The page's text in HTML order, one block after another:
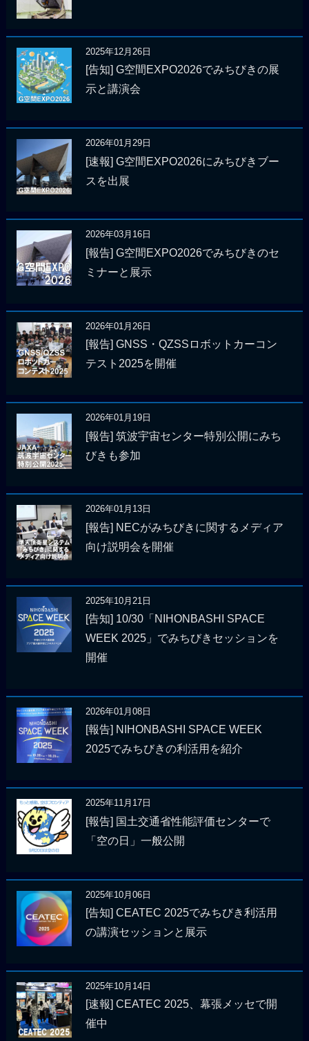
2025年12月26日
[告知] G空間EXPO2026でみちびきの展
示と講演会
2026年01月29日
[速報] G空間EXPO2026にみちびきブー
スを出展
2026年03月16日
[報告] G空間EXPO2026でみちびきのセ
ミナーと展示
2026年01月26日
[報告] GNSS・QZSSロボットカーコン
テスト2025を開催
2026年01月19日
[報告] 筑波宇宙センター特別公開にみち
びきも参加
2026年01月13日
[報告] NECがみちびきに関するメディア
向け説明会を開催
2025年10月21日
[告知] 10/30「NIHONBASHI SPACE
WEEK 2025」でみちびきセッションを
開催
2026年01月08日
[報告] NIHONBASHI SPACE WEEK
2025でみちびきの利活用を紹介
2025年11月17日
[報告] 国土交通省性能評価センターで
「空の日」一般公開
2025年10月06日
[告知] CEATEC 2025でみちびき利活用
の講演セッションと展示
2025年10月14日
[速報] CEATEC 2025、幕張メッセで開
催中